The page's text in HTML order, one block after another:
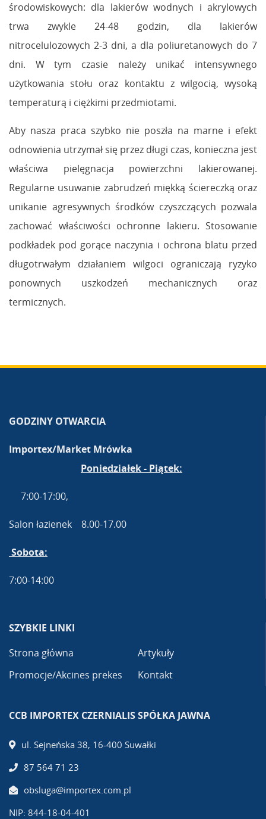
środowiskowych: dla lakierów wodnych i akrylowych
trwa zwykle 24-48 godzin, dla lakierów
nitrocelulozowych 2-3 dni, a dla poliuretanowych do 7
dni. W tym czasie należy unikać intensywnego
użytkowania stołu oraz kontaktu z wilgocią, wysoką
temperaturą i ciężkimi przedmiotami.
Aby nasza praca szybko nie poszła na marne i efekt
odnowienia utrzymał się przez długi czas, konieczna jest
właściwa pielęgnacja powierzchni lakierowanej.
Regularne usuwanie zabrudzeń miękką ściereczką oraz
unikanie agresywnych środków czyszczących pozwala
zachować właściwości ochronne lakieru. Stosowanie
podkładek pod gorące naczynia i ochrona blatu przed
długotrwałym działaniem wilgoci ograniczają ryzyko
ponownych uszkodzeń mechanicznych oraz
termicznych.
GODZINY OTWARCIA
Importex/Market Mrówka
Poniedziałek - Piątek:
7:00-17:00,
Salon łazienek 8.00-17.00
Sobota:
7:00-14:00
SZYBKIE LINKI
Strona główna
Promocje/Akcines prekes
Artykuły
Kontakt
CCB IMPORTEX CZERNIALIS SPÓŁKA JAWNA
ul. Sejneńska 38, 16-400 Suwałki
87 564 71 23
obsluga@importex.com.pl
NIP: 844-18-04-401